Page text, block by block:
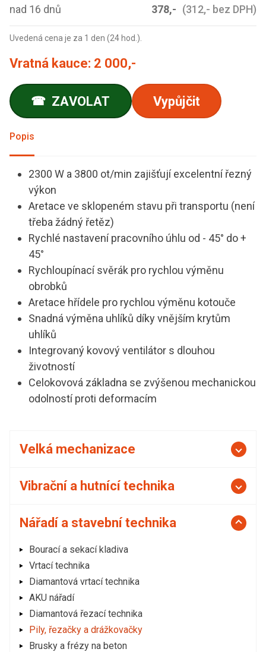
Velká mechanizace
Vibrační a hutnící technika
Nářadí a stavební technika
Bourací a sekací kladiva
Vrtací technika
Diamantová vrtací technika
AKU nářadí
Diamantová řezací technika
Pily, řezačky a drážkovačky
Brusky a frézy na beton
nad 16 dnů 378,- (312,- bez DPH)
Uvedená cena je za 1 den (24 hod.).
Vratná kauce: 2 000,-
☎ ZAVOLAT Vypůjčit
Popis
2300 W a 3800 ot/min zajišťují excelentní řezný
výkon
Aretace ve sklopeném stavu při transportu (není
třeba žádný řetěz)
Rychlé nastavení pracovního úhlu od - 45° do +
45°
Rychloupínací svěrák pro rychlou výměnu
obrobků
Aretace hřídele pro rychlou výměnu kotouče
Snadná výměna uhlíků díky vnějším krytům
uhlíků
Integrovaný kovový ventilátor s dlouhou
životností
Celokovová základna se zvýšenou mechanickou
odolností proti deformacím